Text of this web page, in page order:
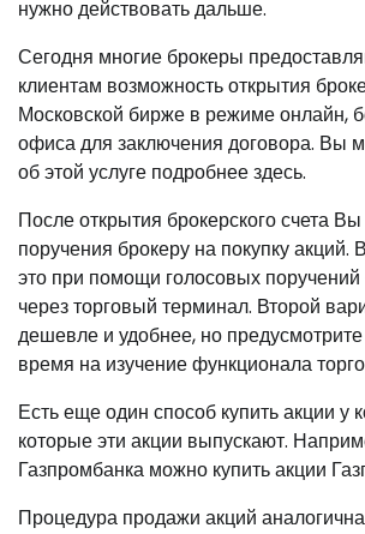
нужно действовать дальше.
Сегодня многие брокеры
клиентам возможность открытия
Московской бирже в режиме онлайн,
офиса для заключения договора. Вы
об этой услуге подробнее здесь.
После открытия брокерского счета
поручения брокеру на покупку акций.
это при помощи голосовых поручений
через торговый терминал. Второй
дешевле и удобнее, но
время на изучение функционала
Есть еще один способ купить акции у
которые эти акции выпускают.
Газпромбанка можно купить акции
Процедура продажи акций